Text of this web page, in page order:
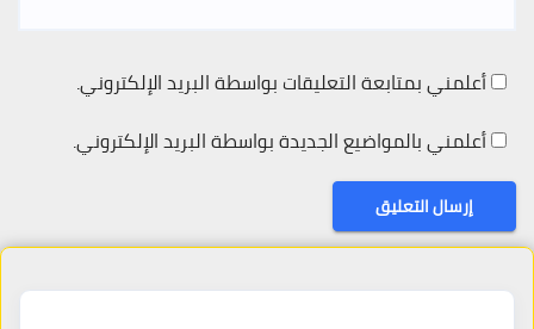
أعلمني بمتابعة التعليقات بواسطة البريد الإلكتروني.
أعلمني بالمواضيع الجديدة بواسطة البريد الإلكتروني.